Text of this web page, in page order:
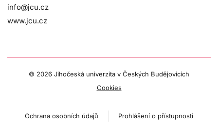
info@jcu.cz
www.jcu.cz
© 2026 Jihočeská univerzita v Českých Budějovicích
Cookies
Ochrana osobních údajů Prohlášení o přístupnosti